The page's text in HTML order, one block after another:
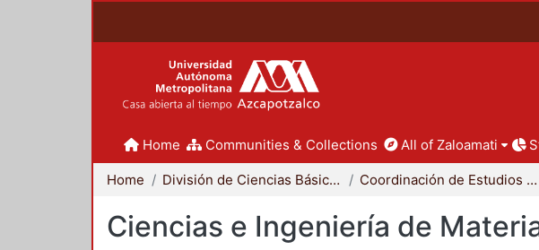
Home Communities & Collections All of Zaloamati
Home División de Ciencias Básicas e Ingeniería Coordinación de Estudios de Posgrado - CBI
Ciencias e Ingeniería de